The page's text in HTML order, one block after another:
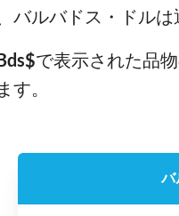
バルバドス・ドルは
で表示された品
。
バ